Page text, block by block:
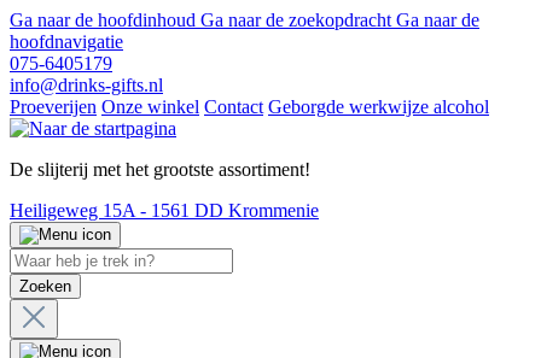
Ga naar de hoofdinhoud Ga naar de zoekopdracht Ga naar de
hoofdnavigatie
075-6405179
info@drinks-gifts.nl
Proeverijen Onze winkel Contact Geborgde werkwijze alcohol
De slijterij met het grootste assortiment!
Heiligeweg 15A - 1561 DD Krommenie
Zoeken